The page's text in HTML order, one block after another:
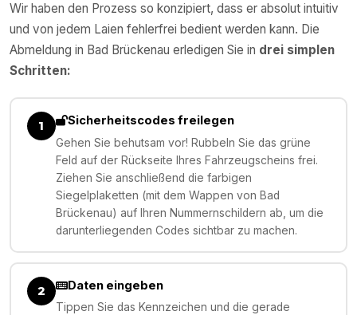
Wir haben den Prozess so konzipiert, dass er absolut intuitiv
und von jedem Laien fehlerfrei bedient werden kann. Die
Abmeldung in Bad Brückenau erledigen Sie in drei simplen
Schritten:
1 Sicherheitscodes freilegen
Gehen Sie behutsam vor! Rubbeln Sie das grüne
Feld auf der Rückseite Ihres Fahrzeugscheins frei.
Ziehen Sie anschließend die farbigen
Siegelplaketten (mit dem Wappen von Bad
Brückenau) auf Ihren Nummernschildern ab, um die
darunterliegenden Codes sichtbar zu machen.
2 Daten eingeben
Tippen Sie das Kennzeichen und die gerade